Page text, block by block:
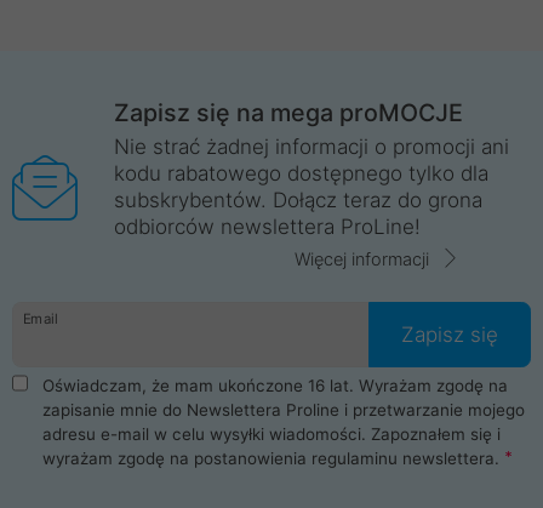
Zapisz się na mega proMOCJE
Nie strać żadnej informacji o promocji ani
kodu rabatowego dostępnego tylko dla
subskrybentów. Dołącz teraz do grona
odbiorców newslettera ProLine!
Więcej informacji
Email
Zapisz się
Oświadczam, że mam ukończone 16 lat. Wyrażam zgodę na
zapisanie mnie do Newslettera Proline i przetwarzanie mojego
adresu e-mail w celu wysyłki wiadomości. Zapoznałem się i
wyrażam zgodę na postanowienia regulaminu newslettera.